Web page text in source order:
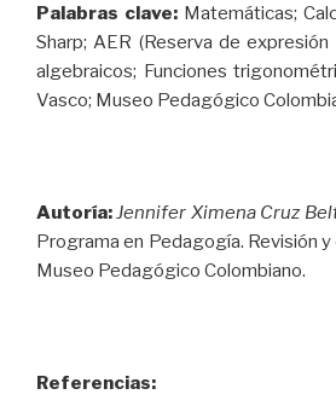
Palabras clave: Matemáticas;
Sharp; AER (Reserva de expresión
algebraicos; Funciones
Vasco; Museo Pedagógico
Autoría:Jennifer Ximena Cruz
Programa en Pedagogía. Revisión
Museo Pedagógico Colombiano.
Referencias: